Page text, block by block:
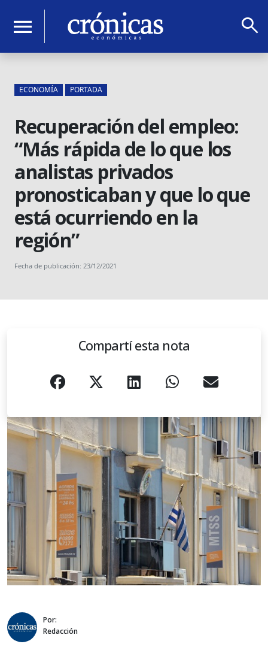
menu search
ECONOMÍA PORTADA
Recuperación del empleo:
“Más rápida de lo que los
analistas privados
pronosticaban y que lo que
está ocurriendo en la
región”
Fecha de publicación: 23/12/2021
Compartí esta nota
Por:
Redacción